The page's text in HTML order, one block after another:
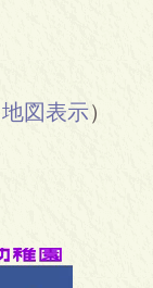
地図表示）